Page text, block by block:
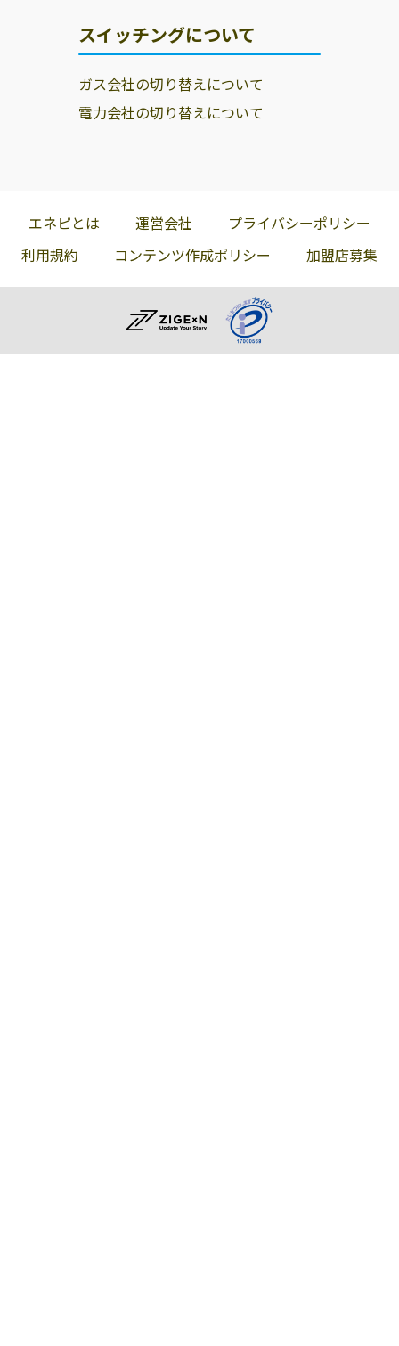
スイッチングについて
ガス会社の切り替えについて
電力会社の切り替えについて
エネピとは 運営会社
プライバシーポリシー
利用規約
コンテンツ作成ポリシー 加盟店募集